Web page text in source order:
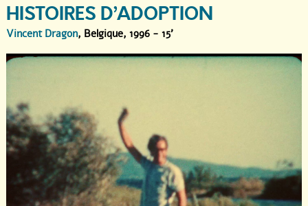
HISTOIRES D’ADOPTION
Vincent Dragon, Belgique, 1996 - 15'